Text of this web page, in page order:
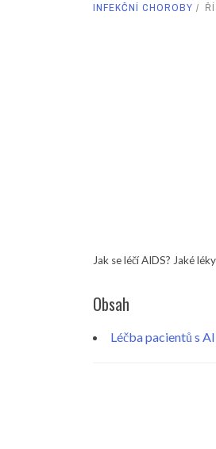
INFEKČNÍ CHOROBY
Jak se léčí AIDS? Jaké
Obsah
Léčba pacientů s